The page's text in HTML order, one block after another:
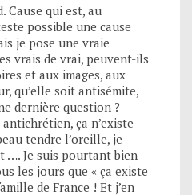
Cause qui est, au
possible une cause
je pose une vraie
vrais de vrai, peuvent-ils
et aux images, aux
qu’elle soit antisémite,
dernière question ?
ça n’existe
tendre l’oreille, je
…. Je suis pourtant bien
les jours que « ça existe
de France ! Et j’en